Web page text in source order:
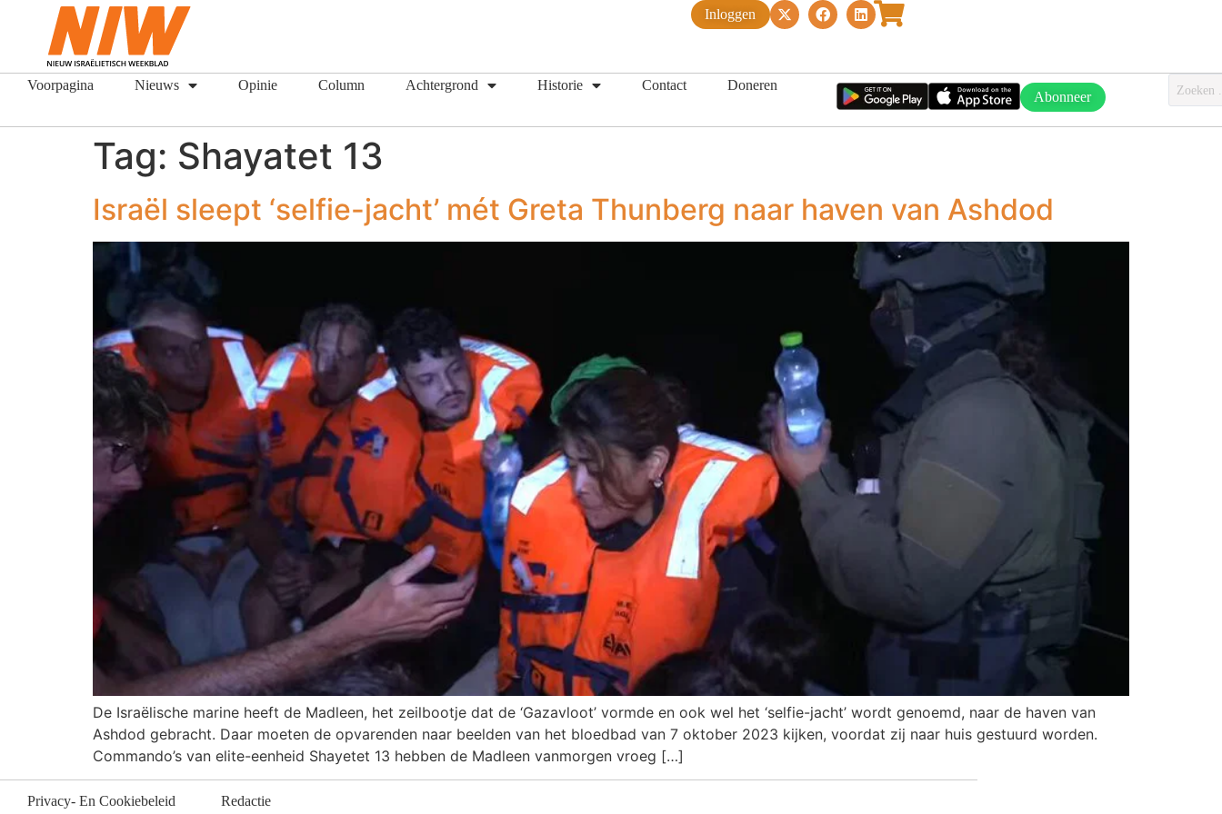
Inloggen
Voorpagina Nieuws Opinie Column Achtergrond Historie Contact Doneren
Abonneer
Tag: Shayatet 13
Israël sleept ‘selfie-jacht’ mét Greta Thunberg naar haven van Ashdod
De Israëlische marine heeft de Madleen, het zeilbootje dat de ‘Gazavloot’ vormde en ook wel het ‘selfie-jacht’ wordt genoemd, naar de haven van
Ashdod gebracht. Daar moeten de opvarenden naar beelden van het bloedbad van 7 oktober 2023 kijken, voordat zij naar huis gestuurd worden.
Commando’s van elite-eenheid Shayetet 13 hebben de Madleen vanmorgen vroeg […]
Privacy- En Cookiebeleid Redactie